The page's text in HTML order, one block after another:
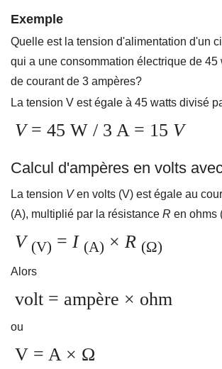
Exemple
Quelle est la tension d'alimentation d'un
qui a une consommation électrique de 45
de courant de 3 ampères?
La tension V est égale à 45 watts divisé
V= 45 W / 3 A = 15 V
Calcul d'ampères en volts
La tension Ven volts (V) est égale au
(A), multiplié par la résistance R en ohms
V (V) = I (A) × R (Ω)
Alors
volt = ampère × ohm
ou
V = A × Ω